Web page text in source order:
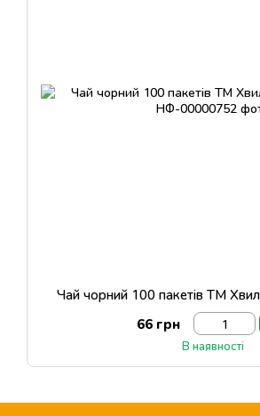
Чай чорний 100 пакетів ТМ
66 грн
В наявності